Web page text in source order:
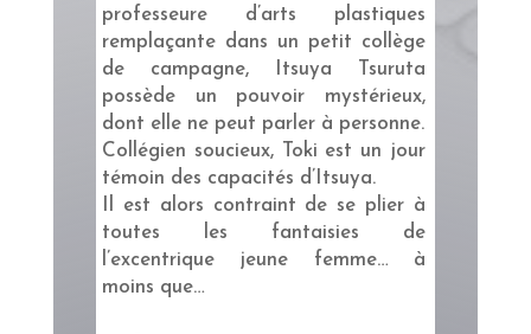
professeure d’arts plastiques
remplaçante dans un petit collège
de campagne, Itsuya Tsuruta
possède un pouvoir mystérieux,
dont elle ne peut parler à personne.
Collégien soucieux, Toki est un jour
témoin des capacités d’Itsuya.
Il est alors contraint de se plier à
toutes les fantaisies de
l’excentrique jeune femme… à
moins que…